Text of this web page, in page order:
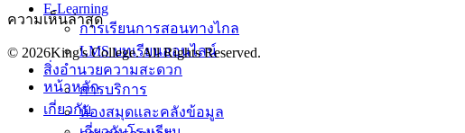
E-Learning
การเรียนการสอนทางไกล
LMS บทเรียนออนไลน์
สิ่งอำนวยความสะดวก
การบริการ
ห้องสมุดและคลังข้อมูล
ความเห็นล่าสุด
© 2026King's College. All Rights Reserved.
หน้าหลัก
เกี่ยวกับ